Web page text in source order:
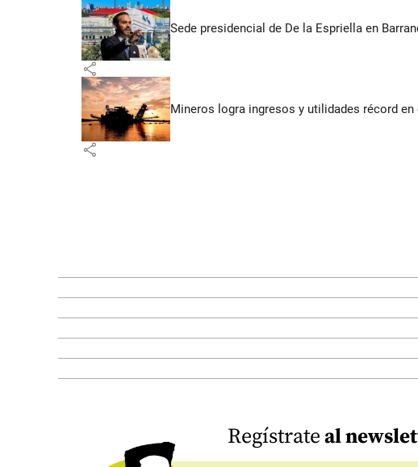
Sede presidencial de De la Espriella en
share
Mineros logra ingresos y utilidades récord
share
Regístrateal